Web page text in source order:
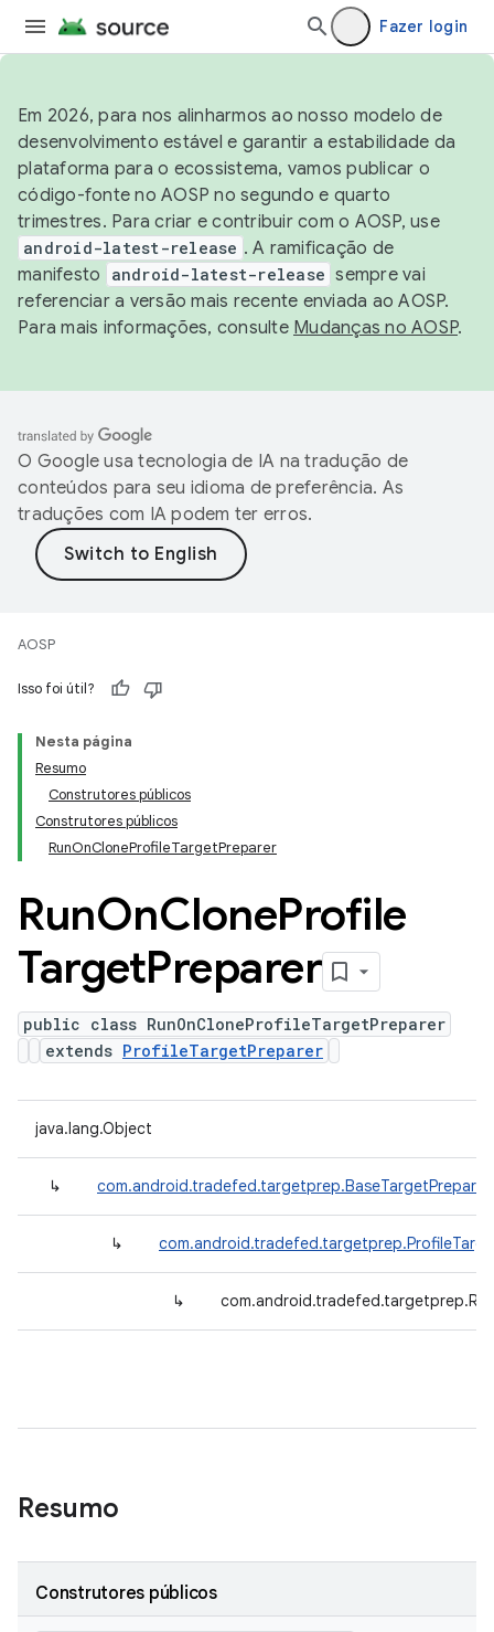
Fazer login
Em 2026, para nos alinharmos ao nosso modelo de
desenvolvimento estável e garantir a estabilidade da
plataforma para o ecossistema, vamos publicar o
código-fonte no AOSP no segundo e quarto
trimestres. Para criar e contribuir com o AOSP, use
android-latest-release . A ramificação de
manifesto
android-latest-release sempre vai
referenciar a versão mais recente enviada ao AOSP.
Para mais informações, consulte Mudanças no AOSP.
O Google usa tecnologia de IA na tradução de
conteúdos para seu idioma de preferência. As
traduções com IA podem ter erros.
AOSP
Isso foi útil?
Nesta página
Resumo
Construtores públicos
Construtores públicos
RunOnCloneProfileTargetPreparer
RunOnCloneProfile
TargetPreparer
public class RunOnCloneProfileTargetPreparer
extends ProfileTargetPreparer
java.lang.Object
↳ com.android.tradefed.targetprep.BaseTargetPreparer
↳
↳
Resumo
Construtores públicos